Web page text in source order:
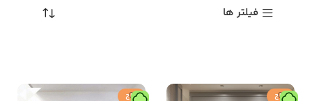
فیلتر ها
حراج حراج